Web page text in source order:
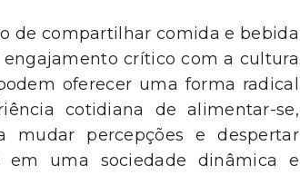
de compartilhar comida e bebida
crítico com a cultura
oferecer uma forma radical
cotidiana de alimentar-se,
percepções e despertar
em uma sociedade dinâmica e